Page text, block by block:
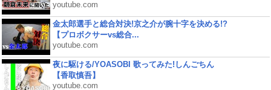
youtube.com
金太郎選手と総合対決!京之介が腕十字を決める!?
【プロボクサーvs総合...
youtube.com
夜に駆ける/YOASOBI 歌ってみた!しんごちん
【香取慎吾】
youtube.com